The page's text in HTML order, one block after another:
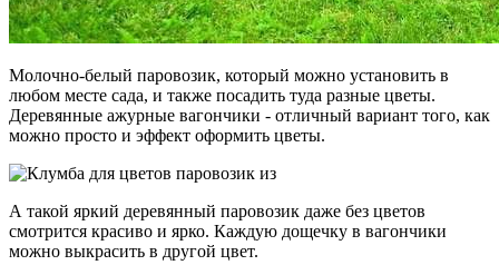
Молочно-белый паровозик, который можно установить в
любом месте сада, и также посадить туда разные цветы.
Деревянные ажурные вагончики - отличный вариант того, как
можно просто и эффект оформить цветы.
А такой яркий деревянный паровозик даже без цветов
смотрится красиво и ярко. Каждую дощечку в вагончики
можно выкрасить в другой цвет.